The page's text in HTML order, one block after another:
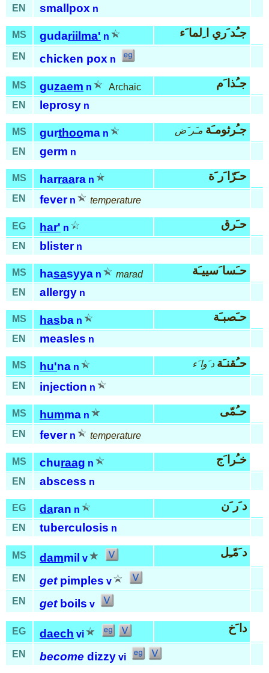
EN smallpox n
MS gudariil ma' n جـُد َري ا ِلما َء
EN chicken pox n
MS guzaem n Archaic جـُذا َم
EN leprosy n
MS gurthooma n جـُرثومـَة مـَر َض
EN germ n
MS harraara n حـَرّا َر َة
EN fever n temperature
EG har' n حـَرق
EN blister n
MS hasasyya n marad حـَسا َسييـَة
EN allergy n
MS hasba n حـَصبـَة
EN measles n
MS hu'na n حـُقنـَة د َوا َء
EN injection n
MS humma n حـُمّى
EN fever n temperature
MS churaag n خـُرا َج
EN abscess n
EG daran n د َر َن
EN tuberculosis n
MS dammil v د َمّـِل
EN getpimples v
EN
getboils v
EG daech vi دا َخ
EN become dizzy vi